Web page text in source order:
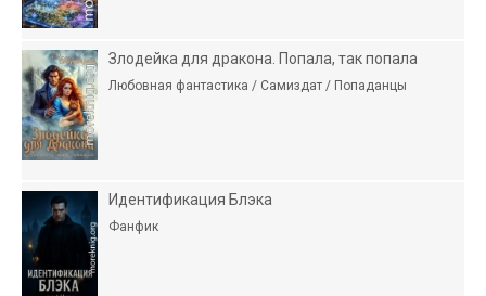
Злодейка для дракона. Попала, так попала
Любовная фантастика / Самиздат / Попаданцы
Идентификация Блэка
Фанфик